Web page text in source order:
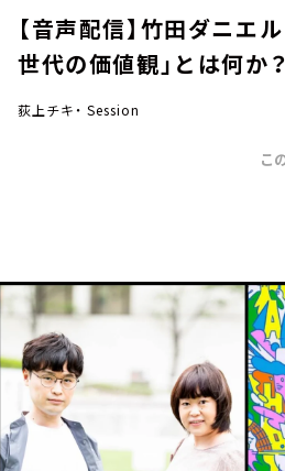
お知らせ
イベント・グッズ
YouTube
会社情報
【音声配信】竹田ダニエ
世代の価値観」とは何
荻上チキ・ Session
こ